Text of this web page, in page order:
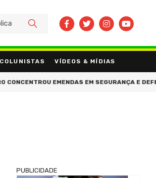
COLUNISTAS VÍDEOS & MÍDIAS
DE VENDAVAL NO SUDESTE E GEADA NO SUL
BUSCAR
PUBLICIDADE